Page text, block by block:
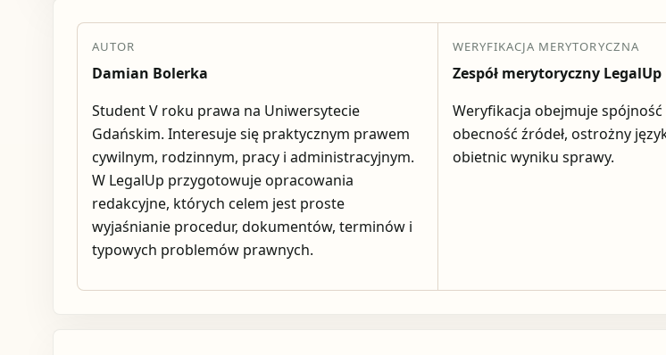
AUTOR
Damian Bolerka
Student V roku prawa na Uniwersytecie
Gdańskim. Interesuje się praktycznym prawem
cywilnym, rodzinnym, pracy i administracyjnym.
W LegalUp przygotowuje opracowania
redakcyjne, których celem jest proste
wyjaśnianie procedur, dokumentów, terminów i
typowych problemów prawnych.
WERYFIKACJA MERYTORYCZNA
Zespół merytoryczny LegalUp
Weryfikacja obejmuje
obecność źródeł, ostrożny
obietnic wyniku sprawy.